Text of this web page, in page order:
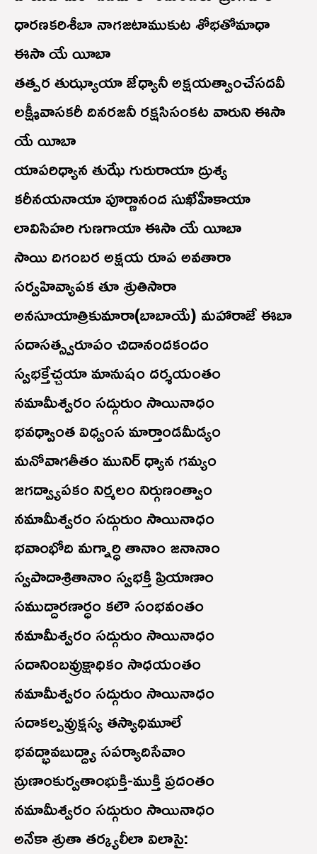
ధారణకరిశీబా నాగజటాముకుట శోభతోమాధా
ఈసా యే యీబా
తత్పర తుఝ్యాయా జేధ్యానీ అక్షయత్వాంచేసదవీ
లక్ష్మీవాసకరీ దినరజనీ రక్షసిసంకట వారుని ఈసా
యే యీబా
యాపరిధ్యాన తుఝే గురురాయా ద్రుశ్య
కరీనయనాయా పూర్ణానంద సుఖేహీకాయా
లావిసిహరి గుణగాయా ఈసా యే యీబా
సాయి దిగంబర అక్షయ రూప అవతారా
సర్వహివ్యాపక తూ శ్రుతిసారా
అనసూయాత్రికుమారా(బాబాయే) మహారాజే ఈబా
సదాసత్స్వరూపం చిదానందకందం
స్వభక్తేచ్చయా మానుషం దర్శయంతం
నమామీశ్వరం సద్గురుం సాయినాధం
భవధ్వాంత విధ్వంస మార్తాండమీడ్యం
మనోవాగతీతం మునిర్ ధ్యాన గమ్యం
జగద్వ్యాపకం నిర్మలం నిర్గుణంత్వాం
నమామీశ్వరం సద్గురుం సాయినాధం
భవాంభోది మగ్నార్ధి తానాం జనానాం
స్వపాదాశ్రితానాం స్వభక్తి ప్రియాణాం
సముద్దారణార్ధం కలౌ సంభవంతం
నమామీశ్వరం సద్గురుం సాయినాధం
సదానింబవ్రుక్షాధికం సాధయంతం
నమామీశ్వరం సద్గురుం సాయినాధం
సదాకల్పవ్రుక్షస్య తస్యాధిమూలే
భవద్భావబుద్ద్యా సపర్యాదిసేవాం
న్రుణాంకుర్వతాంభుక్తి-ముక్తి ప్రదంతం
నమామీశ్వరం సద్గురుం సాయినాధం
అనేకా శ్రుతా తర్క్యలీలా విలాసై: